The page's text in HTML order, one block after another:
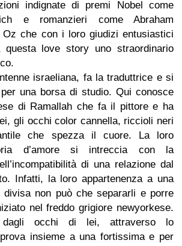
indignate di premi Nobel come
e romanzieri come Abraham
Oz che con i loro giudizi entusiastici
questa love story uno straordinario
israeliana, fa la traduttrice e si
una borsa di studio. Qui conosce
di Ramallah che fa il pittore e ha
gli occhi color cannella, riccioli neri
che spezza il cuore. La loro
d’amore si intreccia con la
di una relazione dal
Infatti, la loro appartenenza a una
divisa non può che separarli e porre
nel freddo grigiore newyorkese.
occhi di lei, attraverso lo
insieme a una fortissima e per